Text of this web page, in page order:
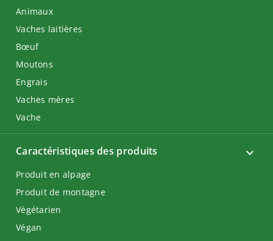
Animaux
Vaches laitières
Bœuf
Moutons
Engrais
Vaches mères
Vache
Caractéristiques des produits
Produit en alpage
Produit de montagne
Végétarien
Végan